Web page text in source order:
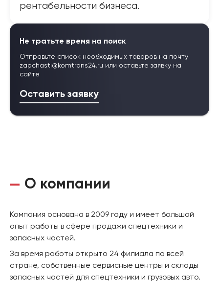
рентабельности бизнеса.
Не тратьте время на поиск
Отправьте список необходимых товаров на почту
zapchasti@komtrans24.ru или оставьте заявку на
сайте
Оставить заявку
О компании
Компания основана в 2009 году и имеет большой
опыт работы в сфере продажи спецтехники и
запасных частей.
За время работы открыто 24 филиала по всей
стране, собственные сервисные центры и склады
запасных частей для спецтехники и грузовых авто.